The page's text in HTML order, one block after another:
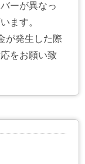
ーが異なっ
ます。
が発生した際
をお願い致